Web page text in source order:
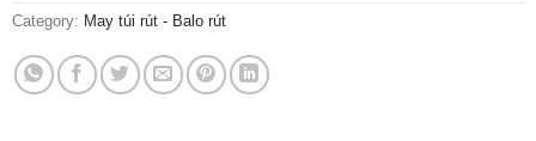
Category: May túi rút - Balo rút